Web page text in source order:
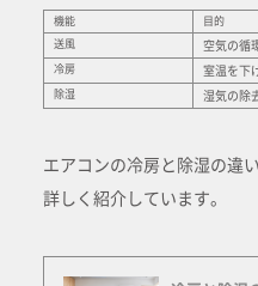
機能 目的
送風
空気の循
冷房 室温を下
除湿 湿気の除
エアコンの冷房と除湿の違
詳しく紹介しています。